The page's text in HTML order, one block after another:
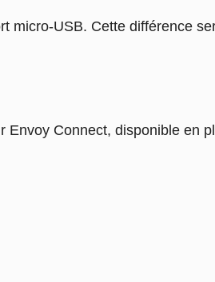
micro-USB. Cette différence
Envoy Connect, disponible en